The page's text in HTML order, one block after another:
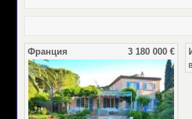
Франция 3 180 000 €